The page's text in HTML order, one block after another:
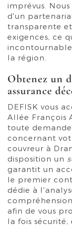
imprévus.
d'un
transparente
exigences, ce
incontournable
la région.
Obtenez un
assurance
DEFISK vous
Allée François
toute
concernant
couvreur à
disposition un
garantit un
le premier
dédie à
afin de vous
la fois